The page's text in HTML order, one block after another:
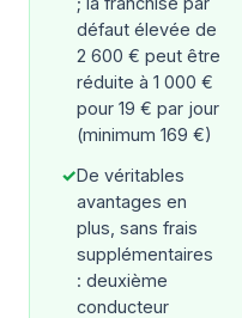
défaut élevée de
2 600 € peut être
réduite à 1 000 €
pour 19 € par jour
(minimum 169 €)
✓De véritables
avantages en
plus, sans frais
supplémentaires
: deuxième
conducteur